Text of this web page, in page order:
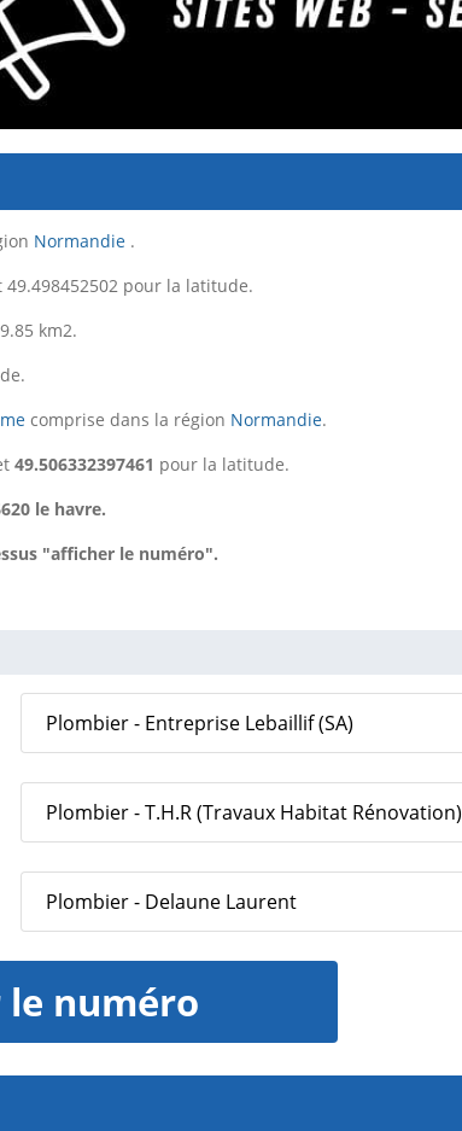
Normandie .
pour la latitude.
km2.
comprise dans la région Normandie.
49.506332397461 pour la latitude.
le havre.
"afficher le numéro".
Plombier - Entreprise Lebaillif (SA)
Plombier - T.H.R (Travaux Habitat Rénovation)
Plombier - Delaune Laurent
numéro